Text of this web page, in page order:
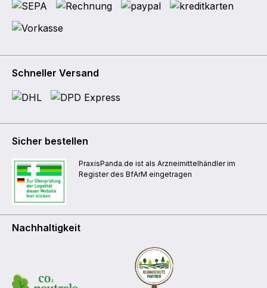
Schneller Versand
Sicher bestellen
PraxisPanda.de ist als Arzneimittelhändler im
Register des BfArM eingetragen
Nachhaltigkeit